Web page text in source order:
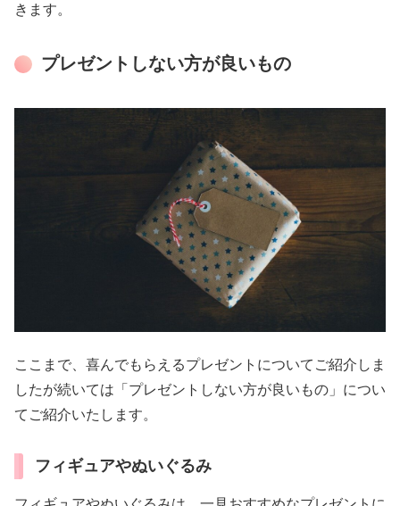
きます。
プレゼントしない方が良いもの
ここまで、喜んでもらえるプレゼントについてご紹介しま
したが続いては「プレゼントしない方が良いもの」につい
てご紹介いたします。
フィギュアやぬいぐるみ